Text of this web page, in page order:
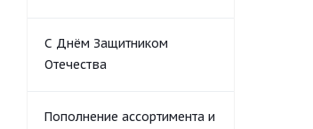
С Днём Защитником
Отечества
Пополнение ассортимента и